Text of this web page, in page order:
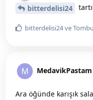
bitterdelisi24
bitterdelisi24ve
M MedavikPastam
Ara öğünde karışık